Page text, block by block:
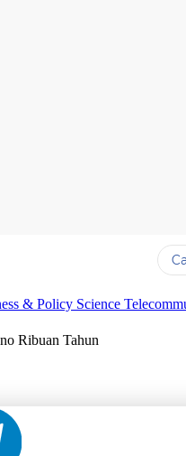
& Policy Science
Ribuan Tahun